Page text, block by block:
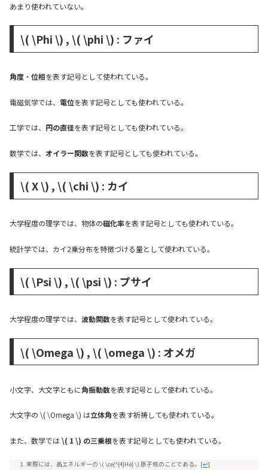
あまり使われていない。
\( \Phi \) , \( \phi \) : ファイ
角度 ・ 位相を表す記号として使われている。
電磁気学では、 電位を表す記号としても使われている。
工学では、 円の直径を表す記号としても使われている。
数学では、 オイラー関数を表す記号としても使われている。
\( X \) , \( \chi \) : カイ
大学程度の理学では、物体の磁化率を表す記号としても使われている。
統計学では、カイ2乗分布を特徴づける量として使われている。
\( \Psi \) , \( \psi \) : プサイ
大学程度の理学では、 波動関数を表す記号として使われている。
\( \Omega \) , \( \omega \) : オメガ
小文字、大文字ともに角振動数を表す記号として使われている。
大文字の \( \Omega \) は立体角を表す祈祷しても使われている。
また、数学では\( 1 \) の三乗根を表す記号としても使われている。
実際には、高エネルギーの \( \ce{^{4}He} \) 原子核のことである。 [↩]